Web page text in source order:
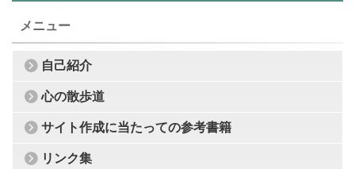
メニュー
自己紹介
心の散歩道
サイト作成に当たっての参考書籍
リンク集